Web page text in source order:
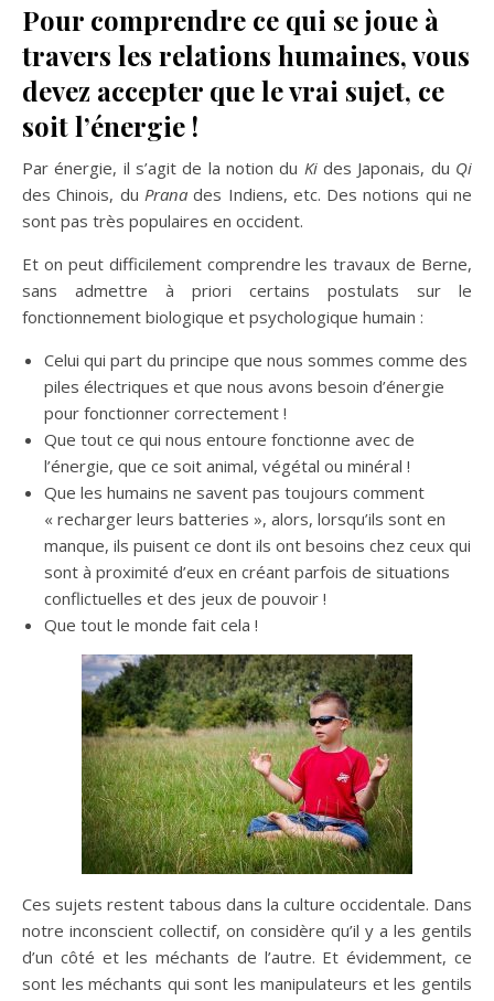
Pour comprendre ce qui se joue à
travers les relations humaines, vous
devez accepter que le vrai sujet, ce
soit l’énergie !
Par énergie, il s’agit de la notion du Kides Japonais, du Qi
des Chinois, du Pranades Indiens, etc. Des notions qui ne
sont pas très populaires en occident.
Et on peut difficilement comprendre les travaux de Berne,
sans admettre à priori certains postulats sur le
fonctionnement biologique et psychologique humain :
Celui qui part du principe que nous sommes comme des
piles électriques et que nous avons besoin d’énergie
pour fonctionner correctement !
Que tout ce qui nous entoure fonctionne avec de
l’énergie, que ce soit animal, végétal ou minéral !
Que les humains ne savent pas toujours comment
« recharger leurs batteries », alors, lorsqu’ils sont en
manque, ils puisent ce dont ils ont besoins chez ceux qui
sont à proximité d’eux en créant parfois de situations
conflictuelles et des jeux de pouvoir !
Que tout le monde fait cela !
Ces sujets restent tabous dans la culture occidentale. Dans
notre inconscient collectif, on considère qu’il y a les gentils
d’un côté et les méchants de l’autre. Et évidemment, ce
sont les méchants qui sont les manipulateurs et les gentils